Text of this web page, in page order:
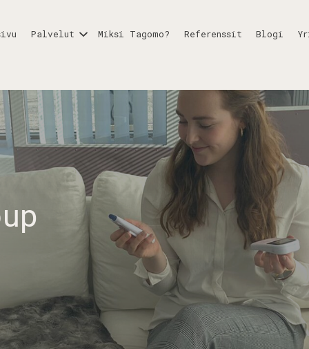
Palvelut Miksi Tagomo? Referenssit Blogi